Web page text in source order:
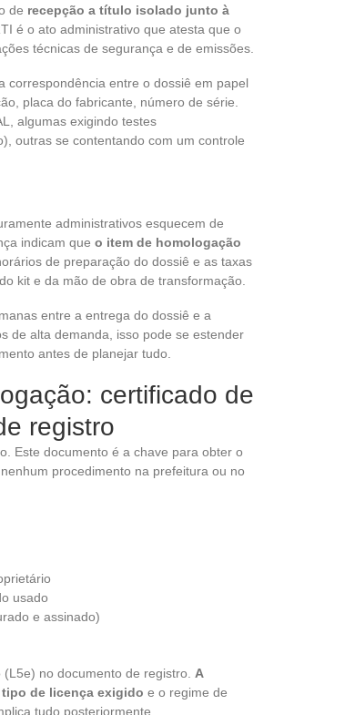
de recepção a título isolado junto à
é o ato administrativo que atesta que o
técnicas de segurança e de emissões.
correspondência entre o dossiê em papel
placa do fabricante, número de série.
algumas exigindo testes
outras se contentando com um controle
administrativos esquecem de
indicam que o item de homologação
de preparação do dossiê e as taxas
kit e da mão de obra de transformação.
entre a entrega do dossiê e a
de alta demanda, isso pode se estender
antes de planejar tudo.
certificado de
registro
Este documento é a chave para obter o
procedimento na prefeitura ou no
usado
e assinado)
no documento de registro. A
de licença exigido e o regime de
tudo posteriormente.